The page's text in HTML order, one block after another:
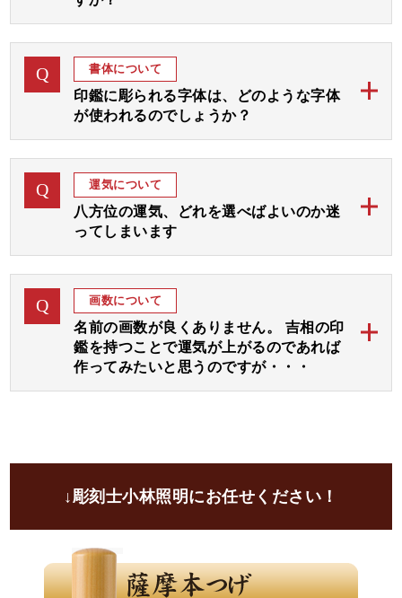
開運2本セット 実印・銀行印
認なし」にてすぐにお彫りして3、4日後の発送が最速
となります。
ご希望の期日をお教えくださいましたら、順番を早め
て対応させていただきます。
A
おつくりいたします。
完成見本はメールやラインにてご確認いただき、ご了
承後ご印鑑をお彫りいたします。
お見本は通常は1～3日以内にお送りいたしますが、届
なお、休日や祝日を挟む場合は遅れることがございま
すのでご了承ください。
Q 書体について
印鑑に彫られる字体は、どのような字体
が使われるのでしょうか？
A
りました「篆書体 てんしょたい」という文字を基本
にして画数と運気を加味しておつくりする「印相体
（吉相体）」を使用いたします。
作り致します。
Q 運気について
八方位の運気、どれを選べばよいのか迷
ってしまいます
A
気を拝見して八方位に広がりますよう文字入れ致しま
す。
その後、選んでいただいた３つの運気部分をさらに強
調してお入れいたします。
Q 画数について
名前の画数が良くありません。 吉相の印
鑑を持つことで運気が上がるのであれば
作ってみたいと思うのですが・・・
ご印鑑にて画数を吉に変更して、さらにご希望の運気
良いと言われることをきちんと取り入れて、吉印材と
↓彫刻士小林照明にお任せください！